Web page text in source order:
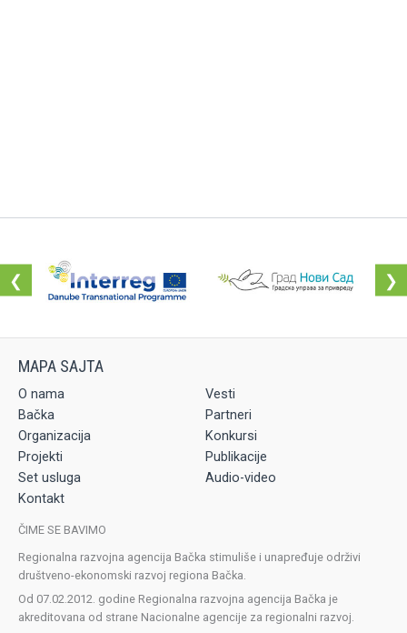
❮ ❯
O nama
Vesti
Bačka
Partneri
Organizacija
Konkursi
Projekti
Publikacije
Set usluga
Audio-video
Kontakt
ČIME SE BAVIMO
Regionalna razvojna agencija Bačka stimuliše i unapređuje održivi
društveno-ekonomski razvoj regiona Bačka.
Od 07.02.2012. godine Regionalna razvojna agencija Bačka je
akreditovana od strane Nacionalne agencije za regionalni razvoj.